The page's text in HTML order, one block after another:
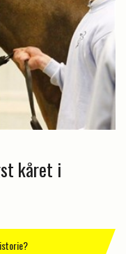
kåret i